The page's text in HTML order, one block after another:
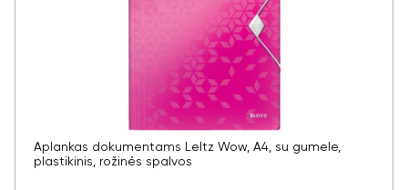
Aplankas dokumentams LeItz Wow, A4, su gumele,
plastikinis, rožinės spalvos